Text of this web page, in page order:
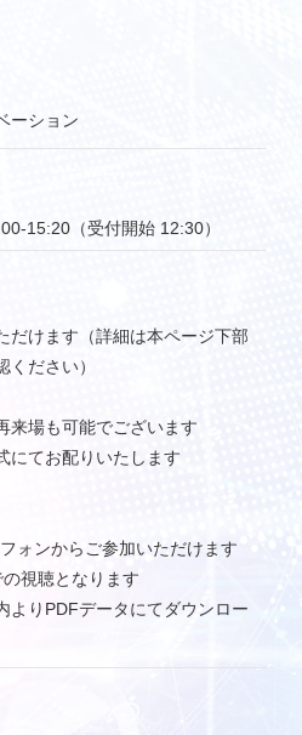
ーション
15:20（受付開始 12:30）
だけます（詳細は本ページ下部
ください）
来場も可能でございます
にてお配りいたします
ォンからご参加いただけます
視聴となります
よりPDFデータにてダウンロー